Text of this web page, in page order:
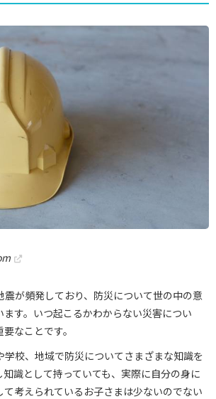
が頻発しており、防災について世の中の意
す。いつ起こるかわからない災害につい
なことです。
学校、地域で防災についてさまざまな知識を
識として持っていても、実際に自分の身に
考えられているお子さまは少ないのでない